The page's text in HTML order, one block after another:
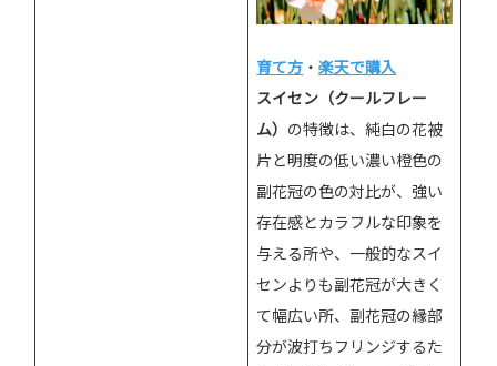
育て方 ・楽天で購入
スイセン（クールフレー
ム） の特徴は、純白の花被
片と明度の低い濃い橙色の
副花冠の色の対比が、強い
存在感とカラフルな印象を
与える所や、一般的なスイ
センよりも副花冠が大きく
て幅広い所、副花冠の縁部
分が波打ちフリンジするた